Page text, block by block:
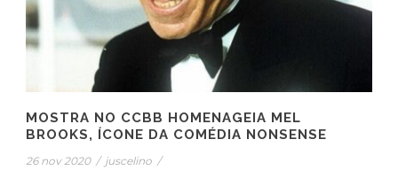
MOSTRA NO CCBB HOMENAGEIA MEL
BROOKS, ÍCONE DA COMÉDIA NONSENSE
26 nov 2020 / juscelino /